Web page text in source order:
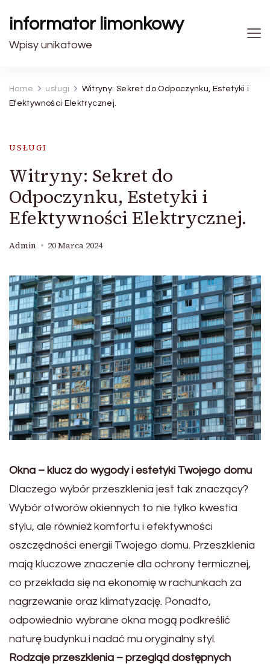
informator limonkowy
Wpisy unikatowe
Home usługi
Witryny: Sekret do Odpoczynku, Estetyki i
Efektywności Elektrycznej.
USŁUGI
Witryny: Sekret do
Odpoczynku, Estetyki i
Efektywności Elektrycznej.
Admin 20 Marca 2024
Okna – klucz do wygody i estetyki Twojego domu
Dlaczego wybór przeszklenia jest tak znaczący?
Wybór otworów okiennych to nie tylko kwestia
stylu, ale również komfortu i efektywności
oszczędności energii Twojego domu. Przeszklenia
mają kluczowe znaczenie dla ochrony termicznej,
co przekłada się na ekonomię w rachunkach za
nagrzewanie oraz klimatyzację. Ponadto,
odpowiednio wybrane okna mogą podkreślić
naturę budynku i nadać mu oryginalny styl.
Rodzaje przeszklenia – przegląd dostępnych